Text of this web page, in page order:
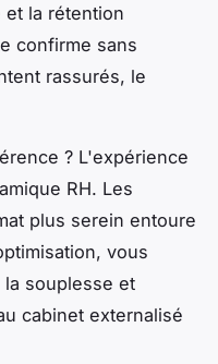
la rétention
confirme sans
rassurés, le
? L'expérience
RH. Les
plus serein entoure
vous
souplesse et
cabinet externalisé